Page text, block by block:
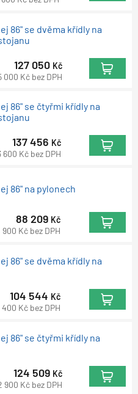
86" se dvěma křídly na
127 050 Kč
000 Kč bez DPH
86" se čtyřmi křídly na
137 456 Kč
600 Kč bez DPH
86" na pylonech
88 209 Kč
900 Kč bez DPH
86" se dvěma křídly na
104 544 Kč
400 Kč bez DPH
86" se čtyřmi křídly na
124 509 Kč
900 Kč bez DPH